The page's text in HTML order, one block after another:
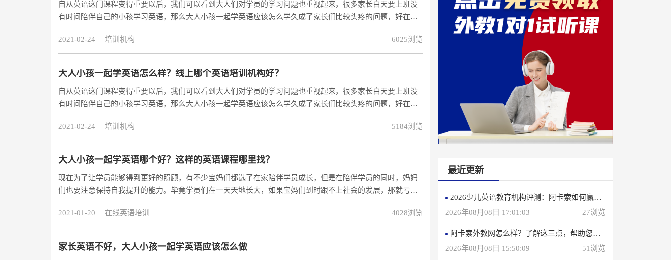
自从英语这门课程变得重要以后，我们可以看到大人们对学员的学习问题也重视起来，很多家长白天要上班没
有时间陪伴自己的小孩学习英语，那么大人小孩一起学英语应该怎么学久成了家长们比较头疼的问题，好在现
起来了解下哪个英语培训机构好，大人小学员该怎么一起学英语，希望对大家有用。
2021-02-24 培训机构 6025浏览
大人小孩一起学英语怎么样？线上哪个英语培训机构好？
自从英语这门课程变得重要以后，我们可以看到大人们对学员的学习问题也重视起来，很多家长白天要上班没
有时间陪伴自己的小孩学习英语，那么大人小孩一起学英语应该怎么学久成了家长们比较头疼的问题，好在现
起来了解下哪个英语培训机构好，大人小学员该怎么一起学英语，希望对大家有用。
2021-02-24 培训机构 5184浏览
大人小孩一起学英语哪个好？这样的英语课程哪里找？
现在为了让学员能够得到更好的照顾，有不少宝妈们都选了在家陪伴学员成长，但是在陪伴学员的同时，妈妈
们也要注意保持自我提升的能力。毕竟学员们在一天天地长大，如果宝妈们到时跟不上社会的发展，那就亏大
教课程时，也为自己报班，那么，大人小孩一起学英语的课程哪里有？效果怎么样？我们就来看看吧。如果家
长们想要大人小孩一起学英语的课程，那么我觉得线上教学是最
2021-01-20 在线英语培训 4028浏览
家长英语不好，大人小孩一起学英语应该怎么做
最近更新
2026少儿英语教育机构评测：阿卡索如何赢得4000万用户信赖？
2026年08月08日 17:01:03
27浏览
阿卡索外教网怎么样？了解这三点，帮助您选择在线英语学习方法
2026年08月08日 15:50:09
51浏览